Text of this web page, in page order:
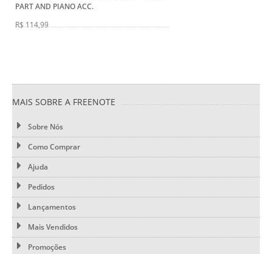
PART AND PIANO ACC.
R$ 114,99
MAIS SOBRE A FREENOTE
Sobre Nós
Como Comprar
Ajuda
Pedidos
Lançamentos
Mais Vendidos
Promoções